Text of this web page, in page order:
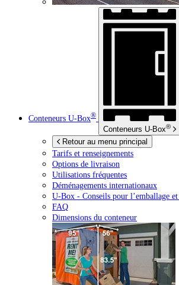
Conteneurs U-Box®
Conteneurs U-Box®
Retour au menu principal
Tarifs et renseignements
Options de livraison
Utilisations fréquentes
Déménagements internationaux
U-Box - Conseils pour l’emballage
FAQ
Dimensions du conteneur